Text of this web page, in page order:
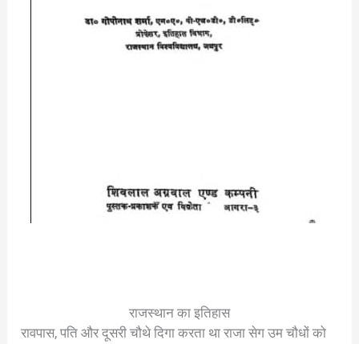
राजस्थान का इतिहास
रावपास, पति और दूसरी चौथे दिगा करता था राजा सेग उम चौधों को